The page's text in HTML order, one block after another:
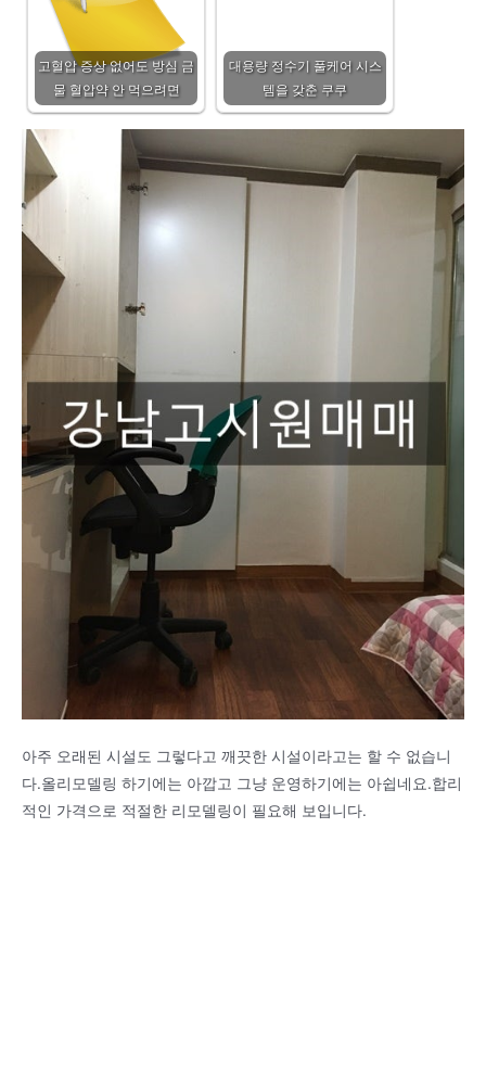
고혈압 증상 없어도 방심 금
물 혈압약 안 먹으려면
대용량 정수기 풀케어 시스
템을 갖춘 쿠쿠
아주 오래된 시설도 그렇다고 깨끗한 시설이라고는 할 수 없습니
다.올리모델링 하기에는 아깝고 그냥 운영하기에는 아쉽네요.합리
적인 가격으로 적절한 리모델링이 필요해 보입니다.